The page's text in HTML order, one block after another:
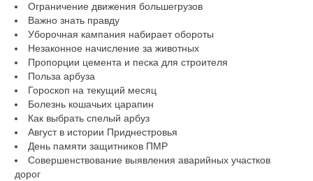
Ограничение движения большегрузов
Важно знать правду
Уборочная кампания набирает обороты
Незаконное начисление за животных
Пропорции цемента и песка для строителя
Польза арбуза
Гороскоп на текущий месяц
Болезнь кошачьих царапин
Как выбрать спелый арбуз
Август в истории Приднестровья
День памяти защитников ПМР
Совершенствование выявления аварийных участков
дорог